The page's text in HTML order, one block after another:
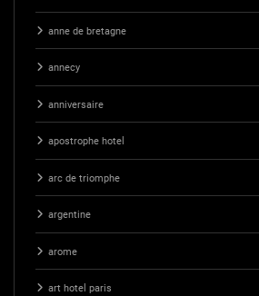
anne de bretagne
annecy
anniversaire
apostrophe hotel
arc de triomphe
argentine
arome
art hotel paris